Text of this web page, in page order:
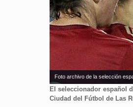
Foto archivo de la selección
El seleccionador español
Ciudad del Fútbol de Las